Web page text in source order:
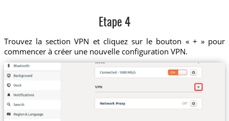
Etape 4
Trouvez la section VPN et cliquez sur le bouton « + » pour
commencer à créer une nouvelle configuration VPN.